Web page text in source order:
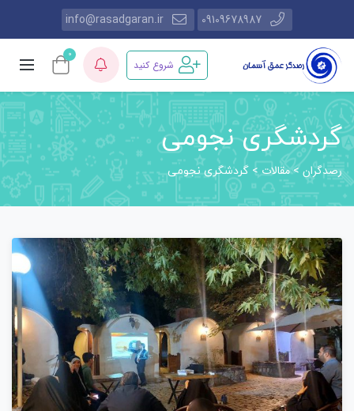
09109678987
info@rasadgaran.ir
شروع کنید
0
گردشگری نجومی
رصدگران>مقالات> گردشگری نجومی